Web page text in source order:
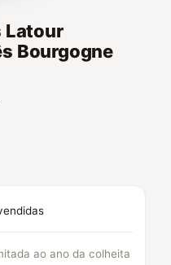
Latour
Bourgogne
ao ano da colheita